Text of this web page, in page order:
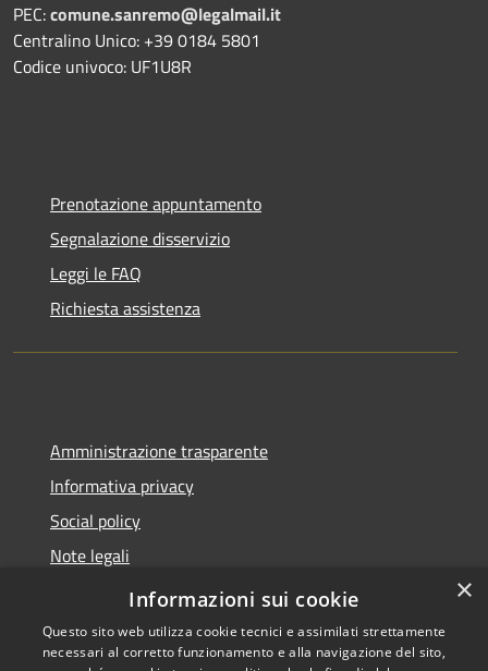
PEC:comune.sanremo@legalmail.it
Centralino Unico: +39 0184 5801
Codice univoco: UF1U8R
Prenotazione appuntamento
Segnalazione disservizio
Leggi le FAQ
Richiesta assistenza
Amministrazione trasparente
Informativa privacy
Social policy
Note legali
Dichiarazione di accessibilità
×
Informazioni sui cookie
Questo sito web utilizza cookie tecnici e assimilati strettamente
necessari al corretto funzionamento e alla navigazione del sito,